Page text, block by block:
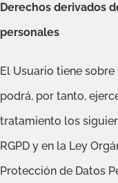
Derechos derivados
personales
El Usuario tiene
podrá, por tanto,
tratamiento los
RGPD y en la Ley
Protección de Datos